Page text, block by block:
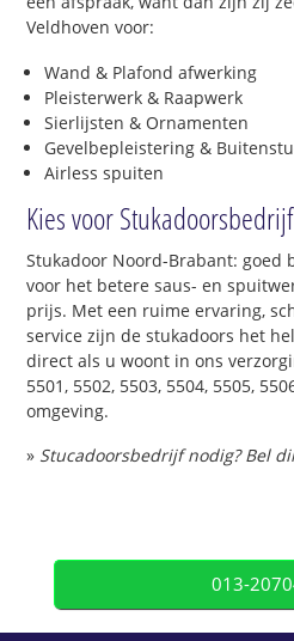
Veldhoven voor:
Wand & Plafond afwerking
Pleisterwerk & Raapwerk
Sierlijsten & Ornamenten
Gevelbepleistering &
Airless spuiten
Kies voor
Stukadoor Noord-Brabant: goed
voor het betere saus- en
prijs. Met een ruime ervaring,
service zijn de stukadoors het
direct als u woont in ons
5501, 5502, 5503, 5504, 5505,
omgeving.
» Stucadoorsbedrijf nodig? Bel
013-